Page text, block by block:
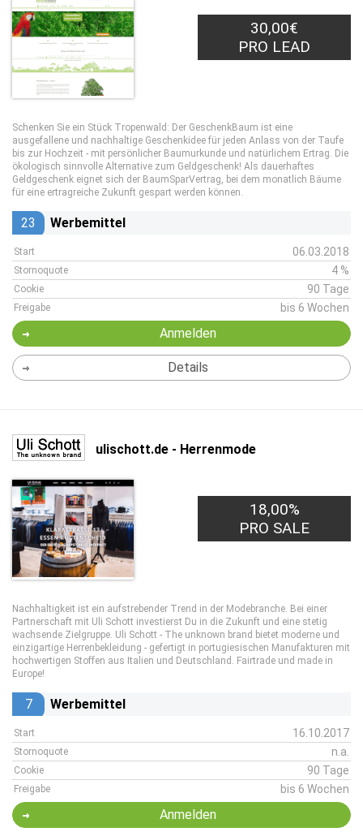
30,00€
PRO LEAD
Schenken Sie ein Stück Tropenwald: Der GeschenkBaum ist eine
ausgefallene und nachhaltige Geschenkidee für jeden Anlass von der Taufe
bis zur Hochzeit - mit persönlicher Baumurkunde und natürlichem Ertrag. Die
ökologisch sinnvolle Alternative zum Geldgeschenk! Als dauerhaftes
Geldgeschenk eignet sich der BaumSparVertrag, bei dem monatlich Bäume
für eine ertragreiche Zukunft gespart werden können.
23 Werbemittel
Start 06.03.2018
Stornoquote 4 %
Cookie 90 Tage
Freigabe bis 6 Wochen
Anmelden
Details
ulischott.de - Herrenmode
18,00%
PRO SALE
Nachhaltigkeit ist ein aufstrebender Trend in der Modebranche. Bei einer
Partnerschaft mit Uli Schott investierst Du in die Zukunft und eine stetig
wachsende Zielgruppe. Uli Schott - The unknown brand bietet moderne und
einzigartige Herrenbekleidung - gefertigt in portugiesischen Manufakturen mit
hochwertigen Stoffen aus Italien und Deutschland. Fairtrade und made in
Europe!
7 Werbemittel
Start 16.10.2017
Stornoquote n.a.
Cookie 90 Tage
Freigabe bis 6 Wochen
Anmelden